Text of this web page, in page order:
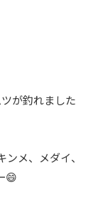
が釣れました
メ、メダイ、
😄